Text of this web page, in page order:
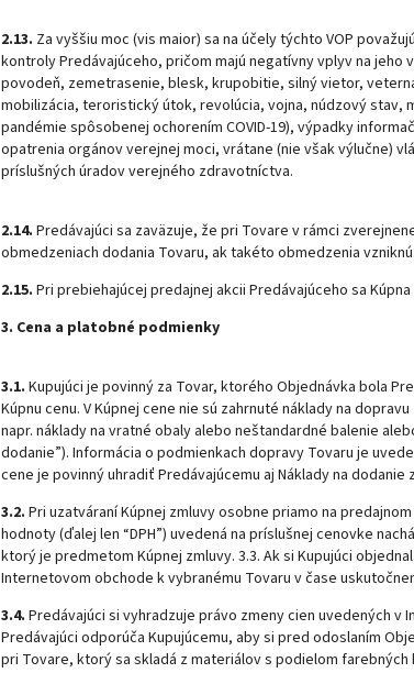
2.13. Za vyššiu moc (vis maior) sa na účely týchto VOP
kontroly Predávajúceho, pričom majú negatívny vplyv na jeho
povodeň, zemetrasenie, blesk, krupobitie, silný vietor,
mobilizácia, teroristický útok, revolúcia, vojna, núdzový stav,
pandémie spôsobenej ochorením COVID-19), výpadky
opatrenia orgánov verejnej moci, vrátane (nie však výlučne)
príslušných úradov verejného zdravotníctva.
2.14. Predávajúci sa zaväzuje, že pri Tovare v rámci
obmedzeniach dodania Tovaru, ak takéto obmedzenia vzniknú.
2.15. Pri prebiehajúcej predajnej akcii Predávajúceho sa
3. Cena a platobné podmienky
3.1. Kupujúci je povinný za Tovar, ktorého Objednávka bola
Kúpnu cenu. V Kúpnej cene nie sú zahrnuté náklady na
napr. náklady na vratné obaly alebo neštandardné balenie
dodanie”). Informácia o podmienkach dopravy Tovaru je
cene je povinný uhradiť Predávajúcemu aj Náklady na dodanie
3.2. Pri uzatváraní Kúpnej zmluvy osobne priamo na
hodnoty (ďalej len “DPH”) uvedená na príslušnej cenovke
ktorý je predmetom Kúpnej zmluvy. 3.3. Ak si Kupujúci
Internetovom obchode k vybranému Tovaru v čase
3.4. Predávajúci si vyhradzuje právo zmeny cien uvedených
Predávajúci odporúča Kupujúcemu, aby si pred odoslaním
pri Tovare, ktorý sa skladá z materiálov s podielom farebných